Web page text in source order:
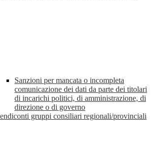
Sanzioni per mancata o incompleta
comunicazione dei dati da parte dei titolari
di incarichi politici, di amministrazione, di
direzione o di governo
gruppi consiliari regionali/provinciali